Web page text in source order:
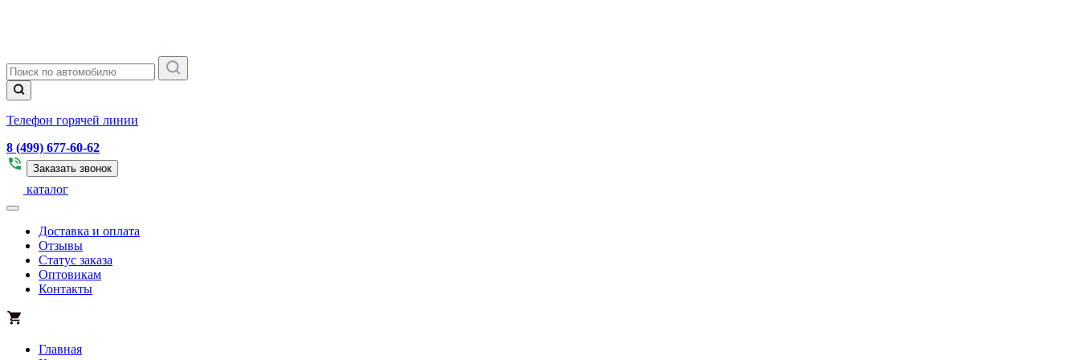
Телефон горячей линии
8 (499) 677-60-62
Заказать звонок
каталог
Доставка и оплата
Отзывы
Статус заказа
Оптовикам
Контакты
Главная